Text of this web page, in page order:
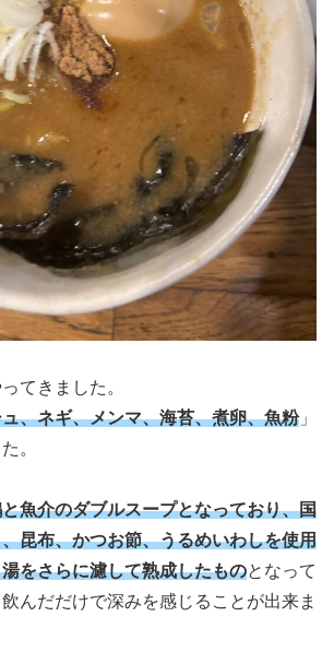
てきました。
、ネギ、メンマ、海苔、煮卵、魚粉」
。
魚介のダブルスープとなっており、国
昆布、かつお節、うるめいわしを使用
をさらに濾して熟成したものとなって
んだだけで深みを感じることが出来ま